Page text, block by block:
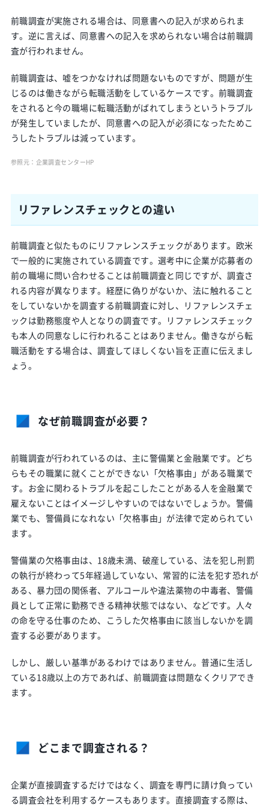
前職調査が実施される場合は、同意書への記入が求められま
す。逆に言えば、同意書への記入を求められない場合は前職調
査が行われません。
前職調査は、嘘をつかなければ問題ないものですが、問題が生
じるのは働きながら転職活動をしているケースです。前職調査
をされると今の職場に転職活動がばれてしまうというトラブル
が発生していましたが、同意書への記入が必須になったためこ
うしたトラブルは減っています。
参照元： 企業調査センターHP
リファレンスチェックとの違い
前職調査と似たものにリファレンスチェックがあります。欧米
で一般的に実施されている調査です。選考中に企業が応募者の
前の職場に問い合わせることは前職調査と同じですが、調査さ
れる内容が異なります。経歴に偽りがないか、法に触れること
をしていないかを調査する前職調査に対し、リファレンスチェ
ックは勤務態度や人となりの調査です。リファレンスチェック
も本人の同意なしに行われることはありません。働きながら転
職活動をする場合は、調査してほしくない旨を正直に伝えまし
ょう。
なぜ前職調査が必要？
前職調査が行われているのは、主に警備業と金融業です。どち
らもその職業に就くことができない「欠格事由」がある職業で
す。お金に関わるトラブルを起こしたことがある人を金融業で
雇えないことはイメージしやすいのではないでしょうか。警備
業でも、警備員になれない「欠格事由」が法律で定められてい
ます。
警備業の欠格事由は、18歳未満、破産している、法を犯し刑罰
の執行が終わって5年経過していない、常習的に法を犯す恐れが
ある、暴力団の関係者、アルコールや違法薬物の中毒者、警備
員として正常に勤務できる精神状態ではない、などです。人々
の命を守る仕事のため、こうした欠格事由に該当しないかを調
査する必要があります。
しかし、厳しい基準があるわけではありません。普通に生活し
ている18歳以上の方であれば、前職調査は問題なくクリアでき
ます。
どこまで調査される？
企業が直接調査するだけではなく、調査を専門に請け負ってい
る調査会社を利用するケースもあります。直接調査する際は、